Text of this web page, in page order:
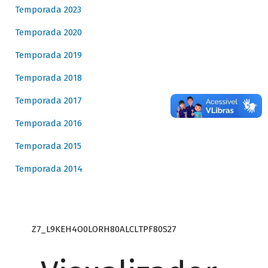
Temporada 2023
Temporada 2020
Temporada 2019
Temporada 2018
Temporada 2017
Temporada 2016
Temporada 2015
Temporada 2014
Z7_L9KEH4O0LORH80ALCLTPF80S27